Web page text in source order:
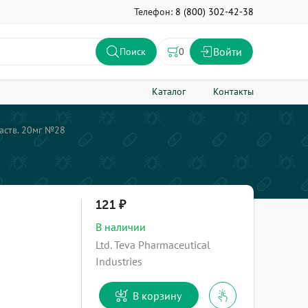
Телефон: 8 (800) 302-42-38
Поиск 0 Войти
Каталог Контакты
20мг №28
121
В наличии
Ltd. Teva Pharmaceutical
Industries
В корзину